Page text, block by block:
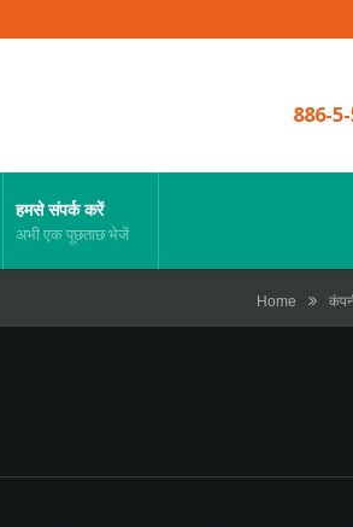
886-
हमसे संपर्क करें
अभी एक पूछताछ भेजें
Home